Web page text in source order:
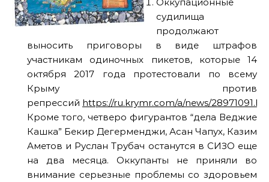
судилища
продолжают
выносить приговоры в виде штрафов
участникам одиночных пикетов, которые 14
октября 2017 года протестовали по всему
Крыму против
репрессий https://ru.krymr.com/a/news/
Кроме того, четверо фигурантов “дела Веджие
Кашка” Бекир Дегерменджи, Асан Чапух, Казим
Аметов и Руслан Трубач останутся в СИЗО еще
на два месяца. Оккупанты не приняли во
внимание серьезные проблемы со здоровьем